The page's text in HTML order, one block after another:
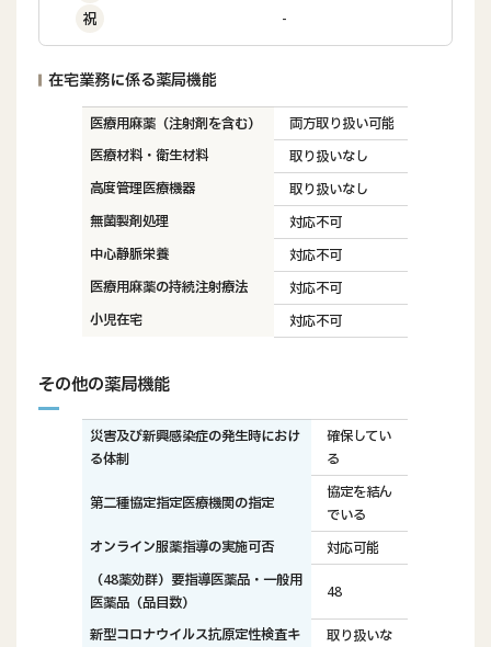
祝
-
在宅業務に係る薬局機能
医療用麻薬（注射剤を含む）
両方取り扱い可能
医療材料・衛生材料
取り扱いなし
高度管理医療機器
取り扱いなし
無菌製剤処理
対応不可
中心静脈栄養
対応不可
医療用麻薬の持続注射療法
対応不可
小児在宅
対応不可
その他の薬局機能
災害及び新興感染症の発生時におけ
る体制
確保してい
る
第二種協定指定医療機関の指定
協定を結ん
でいる
オンライン服薬指導の実施可否
対応可能
（48薬効群）要指導医薬品・一般用
医薬品（品目数）
48
新型コロナウイルス抗原定性検査キ 取り扱いな